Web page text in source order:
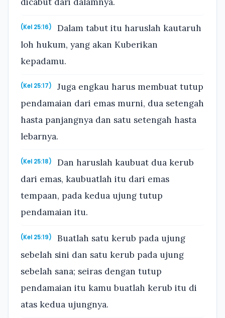
(Kel 25:16)
Dalam tabut itu haruslah kautaruh
loh hukum, yang akan Kuberikan
kepadamu.
(Kel 25:17)
Juga engkau harus membuat tutup
pendamaian dari emas murni, dua setengah
hasta panjangnya dan satu setengah hasta
lebarnya.
(Kel 25:18)
Dan haruslah kaubuat dua kerub
dari emas, kaubuatlah itu dari emas
tempaan, pada kedua ujung tutup
pendamaian itu.
(Kel 25:19)
Buatlah satu kerub pada ujung
sebelah sini dan satu kerub pada ujung
sebelah sana; seiras dengan tutup
pendamaian itu kamu buatlah kerub itu di
atas kedua ujungnya.